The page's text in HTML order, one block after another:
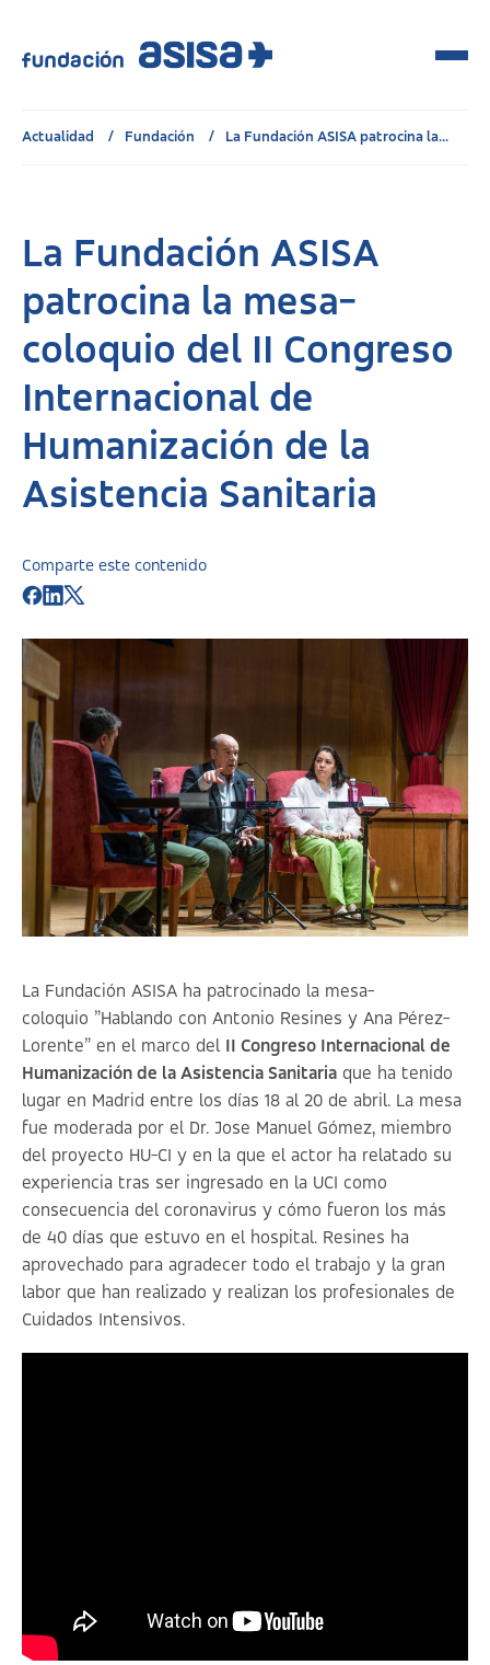
Actualidad Fundación La Fundación ASISA patrocina la...
La Fundación ASISA
patrocina la mesa-
coloquio del II Congreso
Internacional de
Humanización de la
Asistencia Sanitaria
Comparte este contenido
La Fundación ASISA ha patrocinado la mesa-
coloquio ”Hablando con Antonio Resines y Ana Pérez-
Lorente” en el marco del
II Congreso Internacional de
Humanización de la Asistencia Sanitaria que ha tenido
lugar en Madrid entre los días 18 al 20 de abril. La mesa
fue moderada por el Dr. Jose Manuel Gómez, miembro
del proyecto HU-CI y en la que el actor ha relatado su
experiencia tras ser ingresado en la UCI como
consecuencia del coronavirus y cómo fueron los más
de 40 días que estuvo en el hospital. Resines ha
aprovechado para agradecer todo el trabajo y la gran
labor que han realizado y realizan los profesionales de
Cuidados Intensivos.